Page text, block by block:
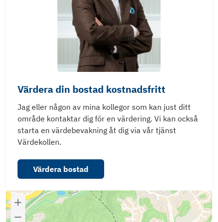
Värdera din bostad kostnadsfritt
Jag eller någon av mina kollegor som kan just ditt
område kontaktar dig för en värdering. Vi kan också
starta en värdebevakning åt dig via vår tjänst
Värdekollen.
Värdera bostad